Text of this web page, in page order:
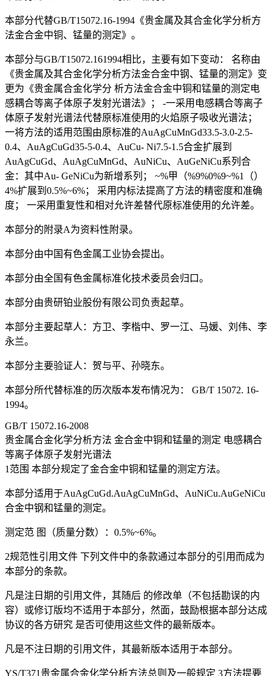
本部分代替GB/T15072.16-1994《贵金属及其合金化学分析方
法金合金中铜、锰量的测定》。
本部分与GB/T15072.161994相比，主要有如下变动： 名称由
《贵金属及其合金化学分析方法金合金中钢、锰量的测定》变
更为《贵金属合金化学分 析方法金合金中铜和锰量的测定电
感耦合等离子体原子发射光谱法》； -一采用电感耦合等离子
体原子发射光谱法代替原标准使用的火焰原子吸收光谱法；
一将方法的适用范围由原标准的AuAgCuMnGd33.5-3.0-2.5-
0.4、AuAgCuGd35-5-0.4、AuCu- Ni7.5-1.5合金扩展到
AuAgCuGd、AuAgCuMnGd、AuNiCu、AuGeNiCu系列合
金：其中Au- GeNiCu为新增系列； ~%甲（%9%0%9~%1（）
4%扩展到0.5%~6%； 采用内标法提高了方法的精密度和准确
度； 一采用重复性和相对允许差替代原标准使用的允许差。
本部分的附录A为资料性附录。
本部分由中国有色金属工业协会提出。
本部分由全国有色金属标准化技术委员会归口。
本部分由贵研铂业股份有限公司负责起草。
本部分主要起草人：方卫、李楷中、罗一江、马媛、刘伟、李
永兰。
本部分主要验证人：贺与平、孙晓东。
本部分所代替标准的历次版本发布情况为： GB/T 15072. 16-
1994。
GB/T 15072.16-2008
贵金属合金化学分析方法 金合金中铜和锰量的测定 电感耦合
等离子体原子发射光谱法
1范围 本部分规定了金合金中铜和锰量的测定方法。
本部分适用于AuAgCuGd.AuAgCuMnGd、AuNiCu.AuGeNiCu
合金中钢和锰量的测定。
测定范 图（质量分数）：0.5%~6%。
2规范性引用文件 下列文件中的条款通过本部分的引用而成为
本部分的条款。
凡是注日期的引用文件，其随后 的修改单（不包括勘误的内
容）或修订版均不适用于本部分，然面，鼓励根据本部分达成
协议的各方研究 是否可使用这些文件的最新版本。
凡是不注日期的引用文件，其最新版本适用于本部分。
YS/T371贵金属合金化学分析方法总则及一般规定 3方法提要